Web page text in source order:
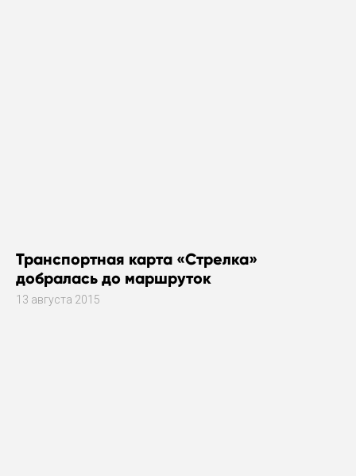
Транспортная карта «Стрелка»
добралась до маршруток
13 августа 2015